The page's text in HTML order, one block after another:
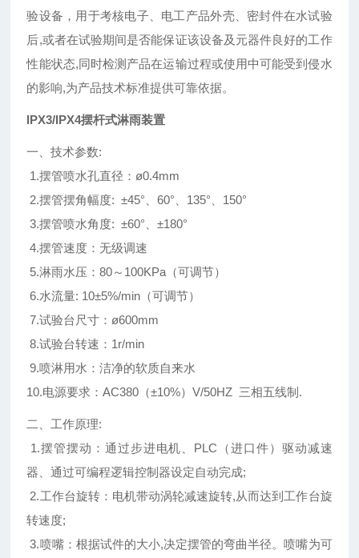
验设备，用于考核电子、电工产品外壳、密封件在水试验
后,或者在试验期间是否能保证该设备及元器件良好的工作
性能状态,同时检测产品在运输过程或使用中可能受到侵水
的影响,为产品技术标准提供可靠依据。
IPX3/IPX4摆杆式淋雨装置
一、技术参数:
1.摆管喷水孔直径：ø0.4mm
2.摆管摆角幅度: ±45°、60°、135°、150°
3.摆管喷水角度: ±60°、±180°
4.摆管速度：无级调速
5.淋雨水压：80～100KPa（可调节）
6.水流量: 10±5%/min（可调节）
7.试验台尺寸：ø600mm
8.试验台转速：1r/min
9.喷淋用水：洁净的软质自来水
10.电源要求：AC380（±10%）V/50HZ 三相五线制.
二、工作原理:
1.摆管摆动：通过步进电机、PLC（进口件）驱动减速
器、通过可编程逻辑控制器设定自动完成;
2.工作台旋转：电机带动涡轮减速旋转,从而达到工作台旋
转速度;
3.喷嘴：根据试件的大小,决定摆管的弯曲半径。喷嘴为可